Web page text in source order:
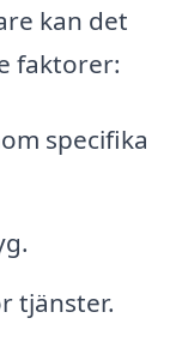
kan det
faktorer:
specifika
tjänster.